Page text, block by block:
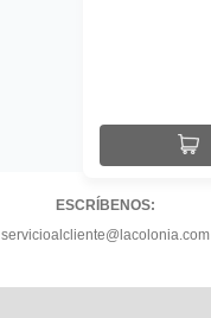
ESCRÍBENOS:
servicioalcliente@lacolonia.com